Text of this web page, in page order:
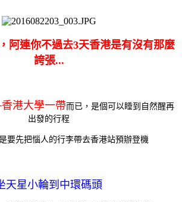
阿連你不過去3天香港是有沒有那麼
誇張...
港大學一帶而已，是個可以睡到自然醒再
出發的行程
要先把惱人的行李帶去香港站預辦登機
天星小輪到中環碼頭